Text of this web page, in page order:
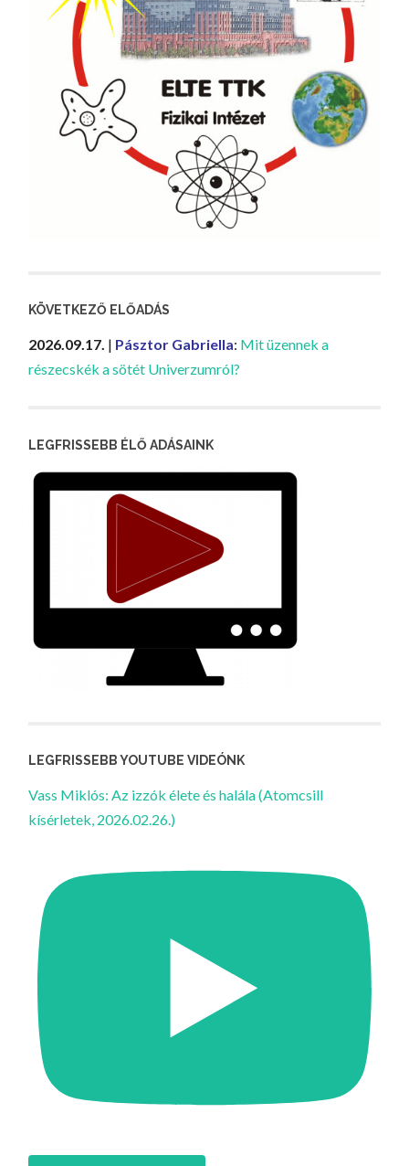
KÖVETKEZŐ ELŐADÁS
2026.09.17. | Pásztor Gabriella: Mit üzennek a
részecskék a sötét Univerzumról?
LEGFRISSEBB ÉLŐ ADÁSAINK
LEGFRISSEBB YOUTUBE VIDEÓNK
Vass Miklós: Az izzók élete és halála (Atomcsill
kísérletek, 2026.02.26.)